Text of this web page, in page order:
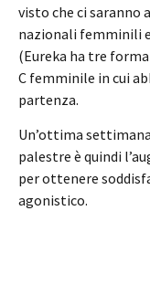
visto che ci saranno
nazionali femminili
(Eureka ha tre
C femminile in cui
partenza.
Un’ottima
palestre è quindi
per ottenere
agonistico.